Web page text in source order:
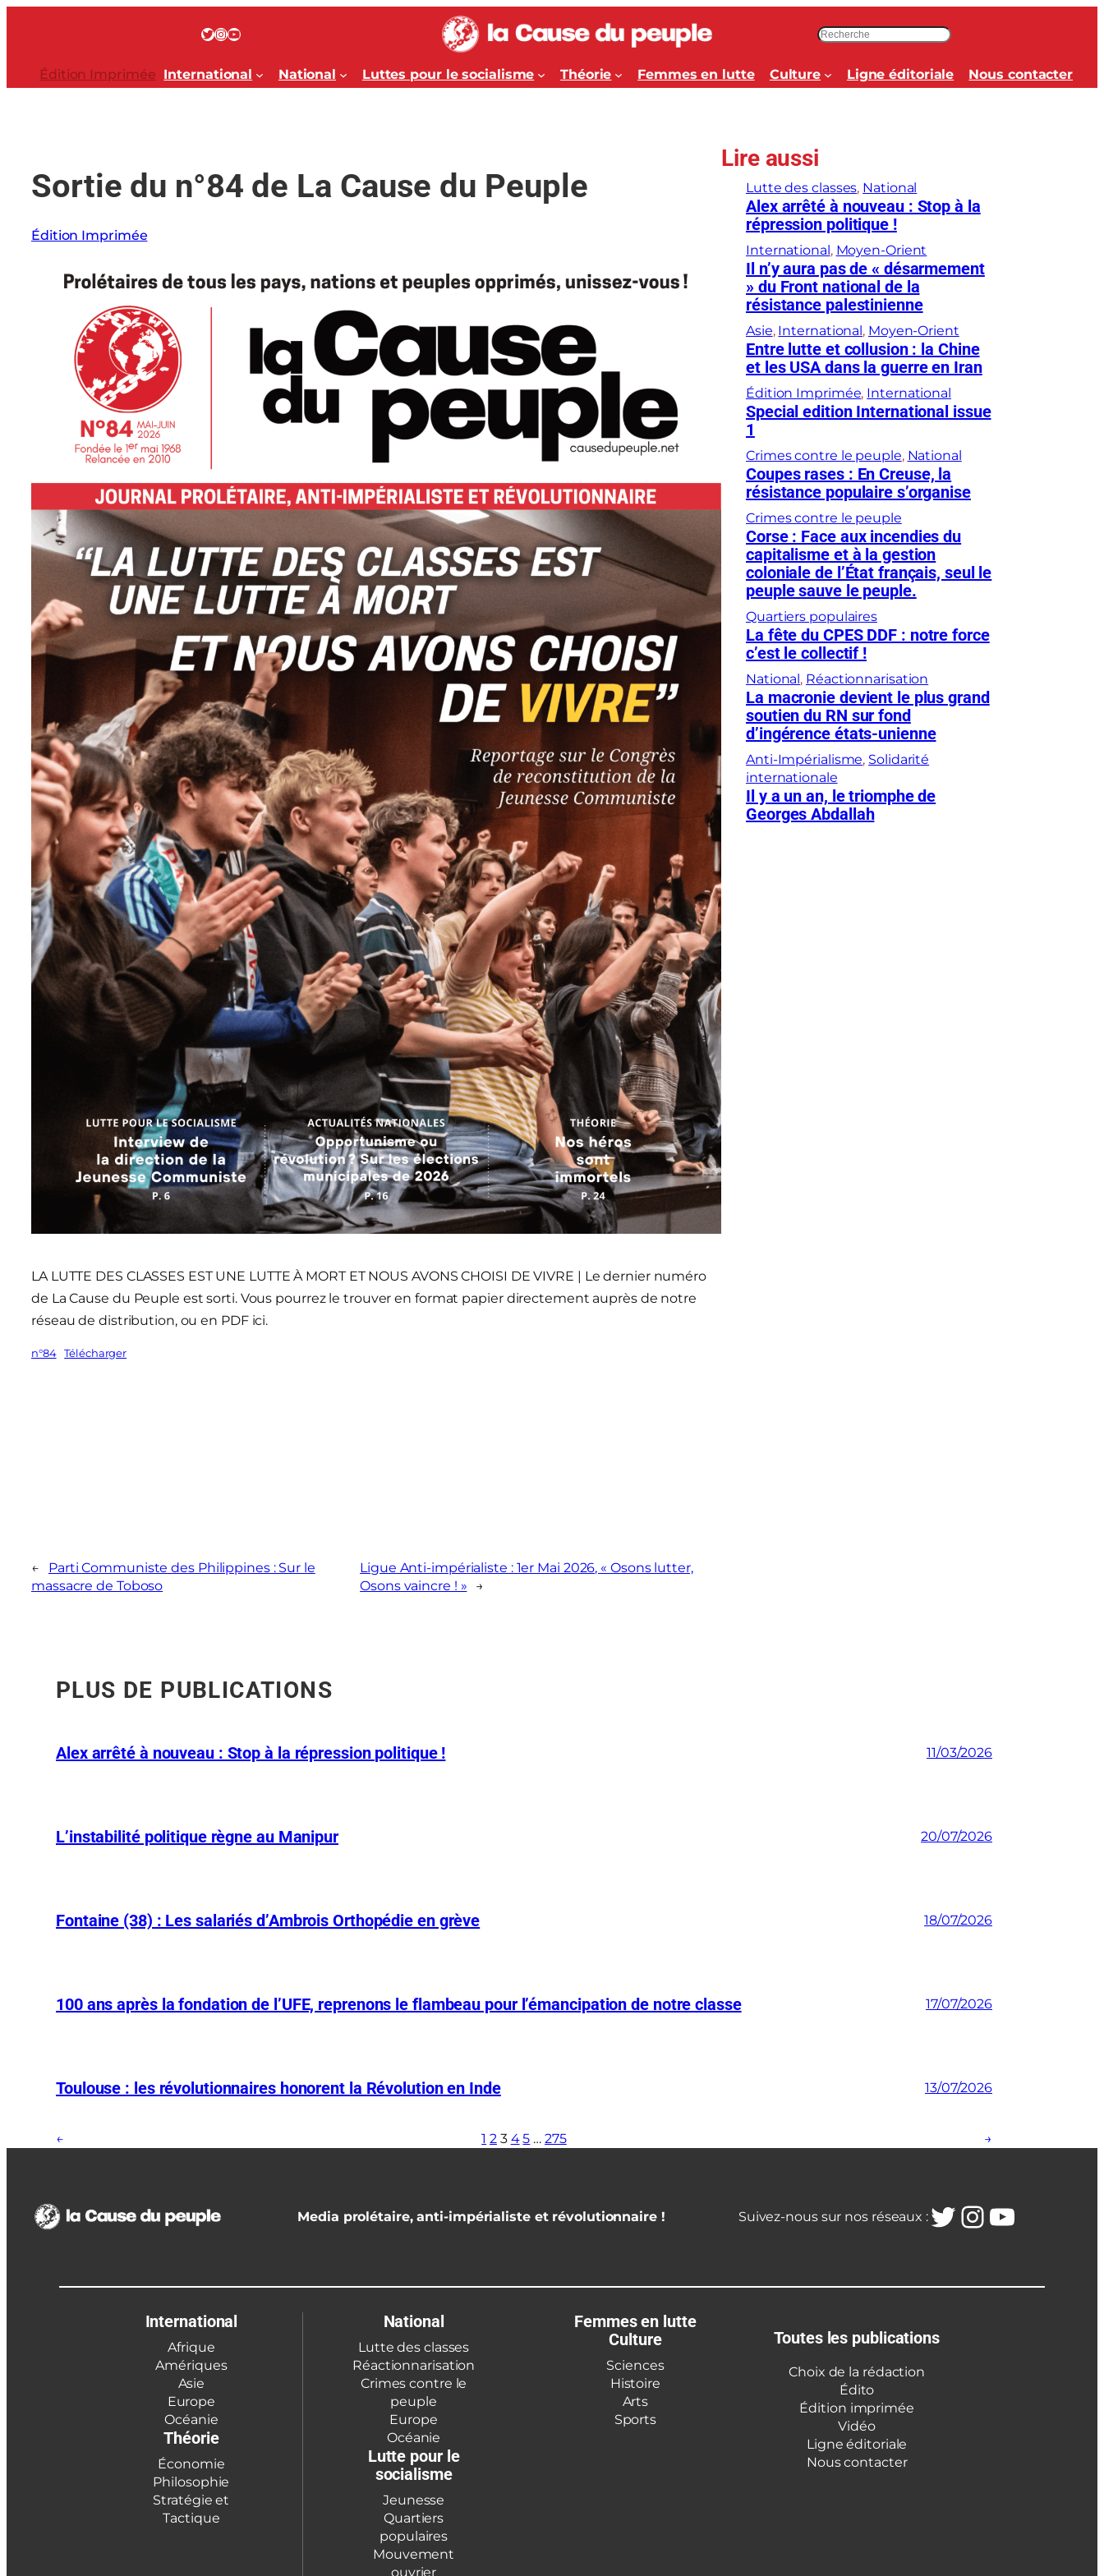
Twitter InstagramYouTube
c
h
h
r
Édition Imprimée International National Luttes pour le socialisme Théorie Femmes en lutte Culture Ligne éditoriale Nous contacter
Sortie du n°84 de La Cause du Peuple
Édition Imprimée
LA LUTTE DES CLASSES EST UNE LUTTE À MORT ET NOUS AVONS CHOISI DE VIVRE | Le dernier numéro
de La Cause du Peuple est sorti. Vous pourrez le trouver en format papier directement auprès de notre
réseau de distribution, ou en PDF ici.
n°84 Télécharger
←
Parti Communiste des Philippines : Sur le
massacre de Toboso
Ligue Anti-impérialiste : 1er Mai 2026, « Osons lutter,
Osons vaincre ! »
→
Lire aussi
Lutte des classes, National
Alex arrêté à nouveau : Stop à la
répression politique !
International, Moyen-Orient
Il n’y aura pas de « désarmement
» du Front national de la
résistance palestinienne
Asie, International, Moyen-Orient
Entre lutte et collusion : la Chine
et les USA dans la guerre en Iran
Édition Imprimée, International
Special edition International issue
1
Crimes contre le peuple, National
Coupes rases : En Creuse, la
résistance populaire s’organise
Crimes contre le peuple
Corse : Face aux incendies du
capitalisme et à la gestion
coloniale de l’État français, seul le
peuple sauve le peuple.
Quartiers populaires
La fête du CPES DDF : notre force
c’est le collectif !
National, Réactionnarisation
La macronie devient le plus grand
soutien du RN sur fond
d’ingérence états-unienne
Anti-Impérialisme, Solidarité
internationale
Il y a un an, le triomphe de
Georges Abdallah
PLUS DE PUBLICATIONS
Alex arrêté à nouveau : Stop à la répression politique ! 11/03/2026
L’instabilité politique règne au Manipur 20/07/2026
Fontaine (38) : Les salariés d’Ambrois Orthopédie en grève 18/07/2026
100 ans après la fondation de l’UFE, reprenons le flambeau pour l’émancipation de notre classe 17/07/2026
Toulouse : les révolutionnaires honorent la Révolution en Inde 13/07/2026
← 1 2 3 4 5 … 275 →
Media prolétaire, anti-impérialiste et révolutionnaire ! Suivez-nous sur nos réseaux :Twitter
International
Afrique
Amériques
Asie
Europe
Océanie
Théorie
Économie
Philosophie
Stratégie et
Tactique
National
Lutte des classes
Réactionnarisation
Crimes contre le
peuple
Europe
Océanie
Lutte pour le
socialisme
Jeunesse
Quartiers
populaires
Mouvement
ouvrier
Femmes en lutte
Culture
Sciences
Histoire
Arts
Sports
Toutes les publications
Choix de la rédaction
Édito
Édition imprimée
Vidéo
Ligne éditoriale
Nous contacter